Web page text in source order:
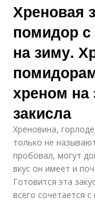
Хреновая
помидор
на зиму.
хреном на
закисла
Хреновина,
только не
пробовал, могут
вкус он имеет и
Готовится эта
всего сочетается